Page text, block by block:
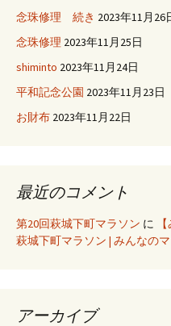
念珠修理 続き 2023年11月26
念珠修理 2023年11月25日
shiminto 2023年11月24日
平和記念公園 2023年11月23日
お財布 2023年11月22日
最近のコメント
第20回萩城下町マラソン に
萩城下町マラソン | みんなのマ
アーカイブ